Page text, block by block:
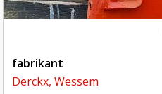
fabrikant
Derckx, Wessem